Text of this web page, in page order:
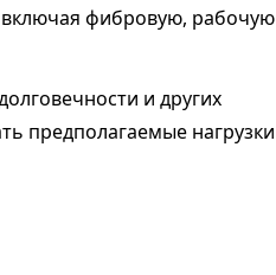
фибровую, рабочую
и других
предполагаемые нагрузки